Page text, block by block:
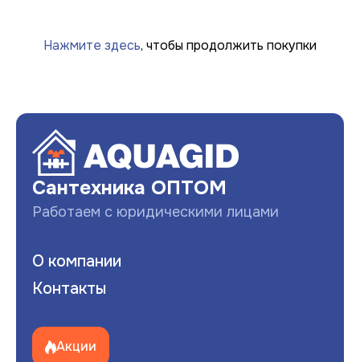
Нажмите здесь, чтобы продолжить покупки
Сантехника ОПТОМ
Работаем с юридическими лицами
О компании
Контакты
Акции